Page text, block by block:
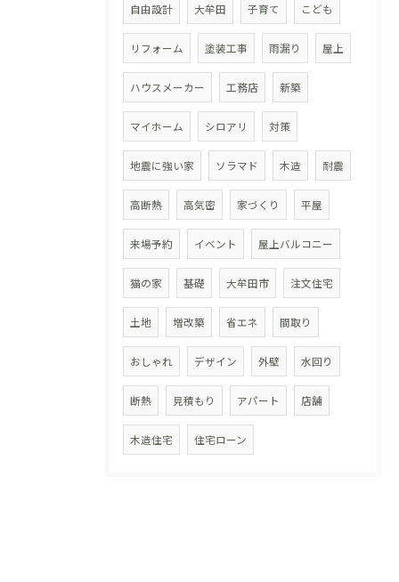
自由設計 大牟田 子育て こども
リフォーム 塗装工事 雨漏り 屋上
ハウスメーカー 工務店 新築
マイホーム シロアリ 対策
地震に強い家 ソラマド 木造 耐震
高断熱 高気密 家づくり 平屋
来場予約 イベント 屋上バルコニー
猫の家 基礎 大牟田市 注文住宅
土地 増改築 省エネ 間取り
おしゃれ デザイン 外壁 水回り
断熱 見積もり アパート 店舗
木造住宅 住宅ローン